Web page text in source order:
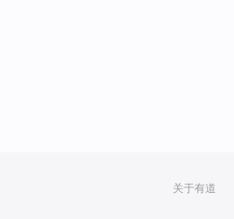
关于有道